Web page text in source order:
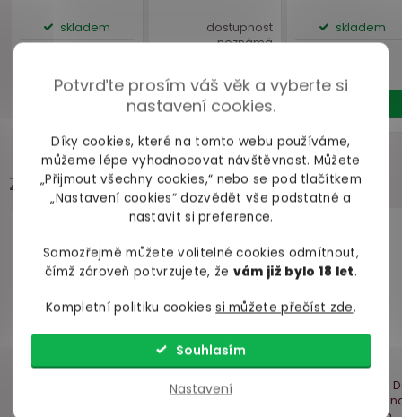
Potvrďte prosím váš věk a vyberte si
nastavení cookies.
Díky cookies, které na tomto webu používáme,
můžeme lépe vyhodnocovat návštěvnost. Můžete
„Přijmout všechny cookies,“ nebo se pod tlačítkem
„Nastavení cookies“ dozvědět vše podstatné a
nastavit si preference.
Samozřejmě můžete volitelné cookies odmítnout,
čímž zároveň potvrzujete, že vám již bylo 18 let.
Kompletní politiku cookiessi můžete přečíst zde.
Nastavení
Souhlasím
Zákazníci často přidávají